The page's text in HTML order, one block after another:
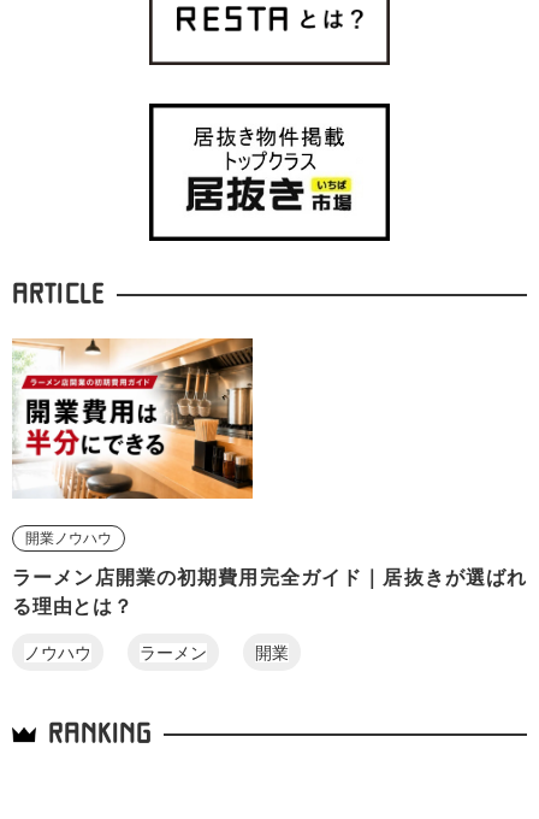
ARTICLE
開業ノウハウ
ラーメン店開業の初期費用完全ガイド｜居抜きが選ばれ
る理由とは？
ノウハウ ラーメン 開業
RANKING